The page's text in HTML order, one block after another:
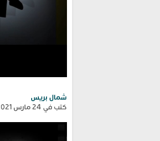
شمال بريس
كتب في 24 مارس 2021 - 1:54 م
الفيديو